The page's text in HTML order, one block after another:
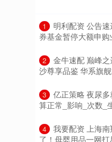
1
明利配资 公告
券基金暂停大额申购
2
金牛速配 巅峰
沙尊享品鉴 华系旗
3
亿正策略 夜尿
算正常_影响_次数_
4
我要配资 上海
了！母婴用品一网